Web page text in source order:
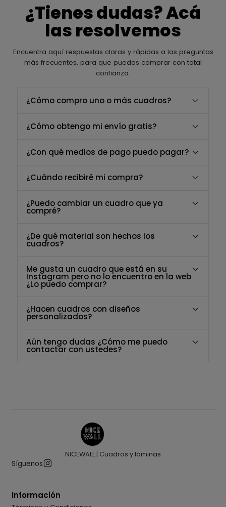
¿Tienes dudas? Acá
las resolvemos
Encuentra aquí respuestas claras y rápidas a las preguntas
más frecuentes, para que puedas comprar con total
confianza.
¿Cómo compro uno o más cuadros?
¿Cómo obtengo mi envío gratis?
¿Con qué medios de pago puedo pagar?
¿Cuándo recibiré mi compra?
¿Puedo cambiar un cuadro que ya
compré?
¿De qué material son hechos los
cuadros?
Me gusta un cuadro que está en su
Instagram pero no lo encuentro en la web
¿Lo puedo comprar?
¿Hacen cuadros con diseños
personalizados?
Aún tengo dudas ¿Cómo me puedo
contactar con ustedes?
NICEWALL | Cuadros y láminas
Síguenos
Información